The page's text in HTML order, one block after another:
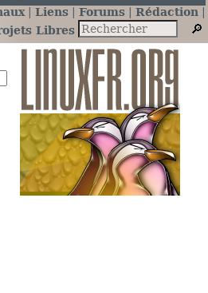
Liens Forums
Rédaction
Libres